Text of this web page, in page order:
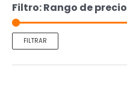
Filtro: Rango de precio
FILTRAR